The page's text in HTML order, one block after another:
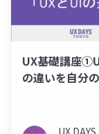
UX基礎講座
の違いを自分
UX DAYS